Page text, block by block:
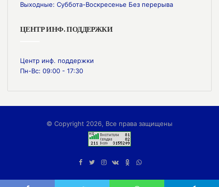
Выходные: Суббота-Воскресенье Без перерыва
ЦЕНТР ИНФ. ПОДДЕРЖКИ
Центр инф. поддержки
Пн-Вс: 09:00 - 17:30
© Copyright 2026, Все права защищены